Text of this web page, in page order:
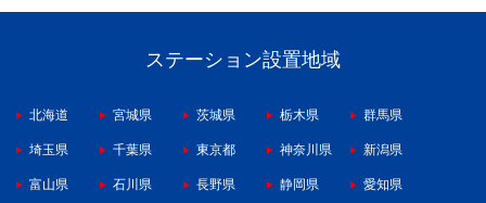
ステーション設置地域
北海道 宮城県 茨城県 栃木県 群馬県
埼玉県 千葉県 東京都 神奈川県 新潟県
富山県 石川県 長野県 静岡県 愛知県